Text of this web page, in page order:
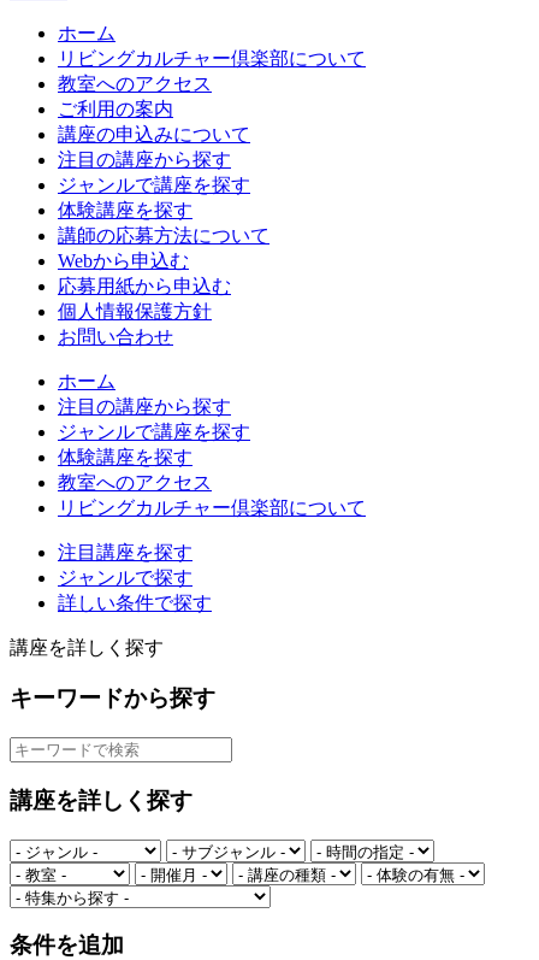
ホーム
リビングカルチャー倶楽部について
教室へのアクセス
ご利用の案内
講座の申込みについて
注目の講座から探す
ジャンルで講座を探す
体験講座を探す
講師の応募方法について
Webから申込む
応募用紙から申込む
個人情報保護方針
お問い合わせ
ホーム
注目の講座から探す
ジャンルで講座を探す
体験講座を探す
教室へのアクセス
リビングカルチャー倶楽部について
注目講座を探す
ジャンルで探す
詳しい条件で探す
講座を詳しく探す
キーワードから探す
講座を詳しく探す
条件を追加